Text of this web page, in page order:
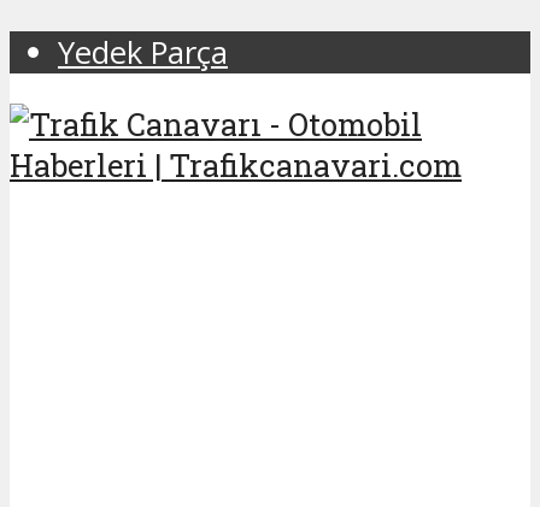
Yedek Parça